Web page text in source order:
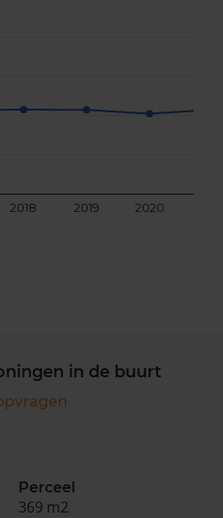
2018 2019 2020
in de buurt
Perceel
369 m2